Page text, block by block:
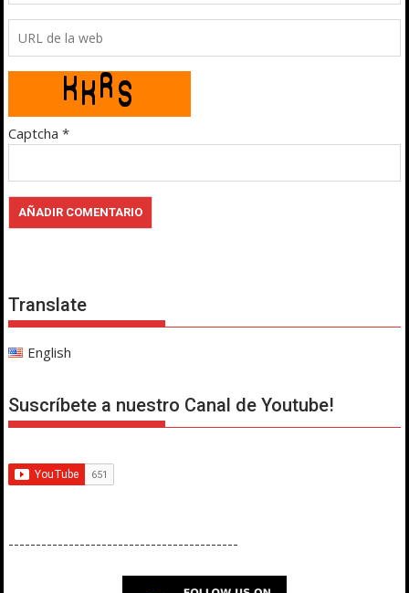
Captcha *
Translate
English
Suscríbete a nuestro Canal de Youtube!
------------------------------------------